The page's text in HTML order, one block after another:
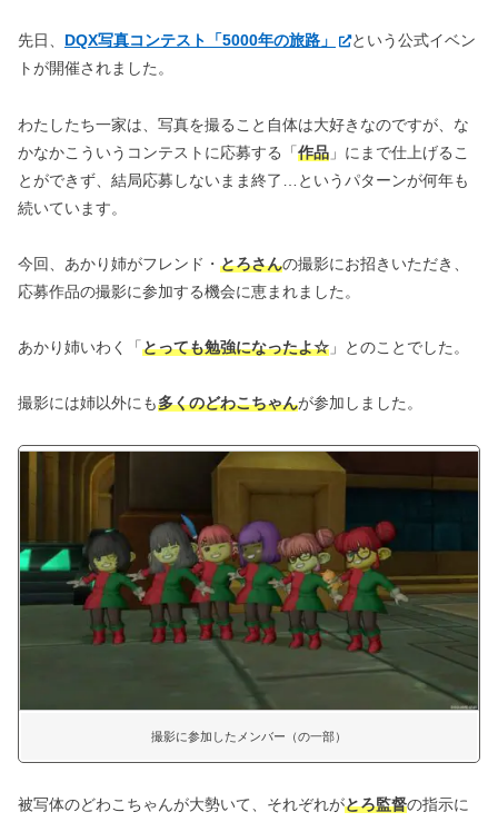
先日、 DQX写真コンテスト「5000年の旅路」
という公式イベン
トが開催されました。
わたしたち一家は、写真を撮ること自体は大好きなのですが、な
かなかこういうコンテストに応募する「作品 」にまで仕上げるこ
とができず、結局応募しないまま終了…というパターンが何年も
続いています。
今回、あかり姉がフレンド・ とろさんの撮影にお招きいただき、
応募作品の撮影に参加する機会に恵まれました。
あかり姉いわく「とっても勉強になったよ☆ 」とのことでした。
撮影には姉以外にも多くのどわこちゃんが参加しました。
撮影に参加したメンバー（の一部）
被写体のどわこちゃんが大勢いて、それぞれがとろ監督の指示に